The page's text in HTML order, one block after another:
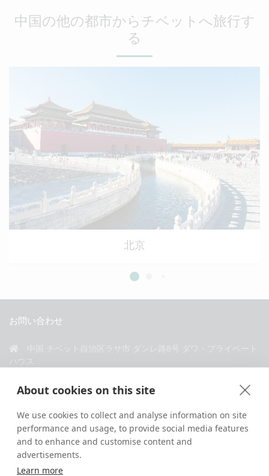
About cookies on this site
We use cookies to collect and analyse information on site
performance and usage, to provide social media features
and to enhance and customise content and
advertisements.
Learn more
中国の他の都市からチベットへ旅行す
る
北京
お問い合わせ
私たちとつながる